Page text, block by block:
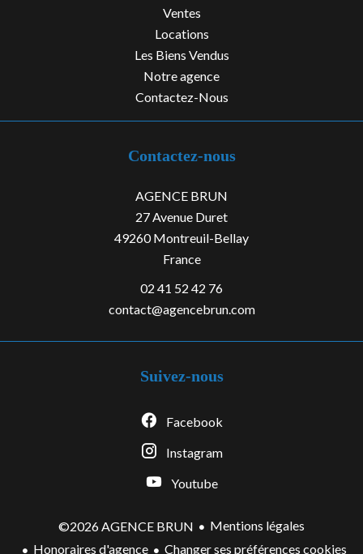
Ventes
Locations
Les Biens Vendus
Notre agence
Contactez-Nous
Contactez-nous
AGENCE BRUN
27 Avenue Duret
49260Montreuil-Bellay
France
02 41 52 42 76
contact@agencebrun.com
Suivez-nous
Facebook
Instagram
Youtube
©2026 AGENCE BRUN
Mentions légales
Honoraires d'agence
Changer ses préférences cookies